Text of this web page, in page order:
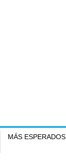
MÁS ESPERADOS